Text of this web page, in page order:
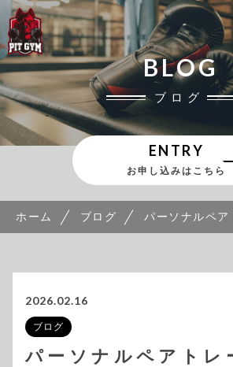
BLOG
ブログ
ENTRY
お申し込みはこちら
ホーム ブログ パーソナルペア
2026.02.16
ブログ
パーソナルペアトレ